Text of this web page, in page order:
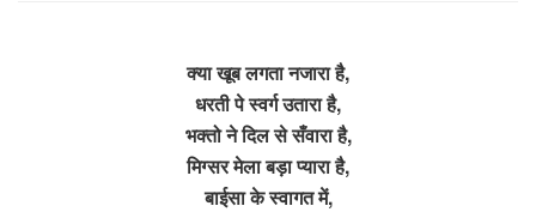
क्या खूब लगता नजारा है,
धरती पे स्वर्ग उतारा है,
भक्तो ने दिल से सँवारा है,
मिग्सर मेला बड़ा प्यारा है,
बाईसा के स्वागत में,